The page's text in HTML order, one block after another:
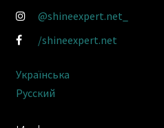
@shineexpert.net_
/shineexpert.net
Українська
Русский